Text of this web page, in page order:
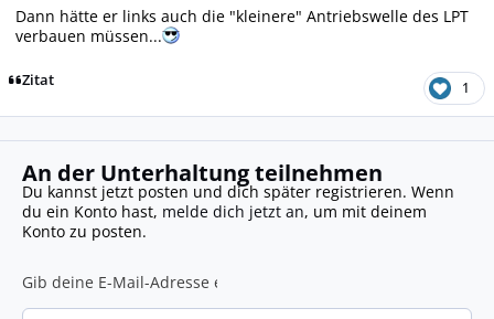
Dann hätte er links auch die "kleinere" Antriebswelle des LPT
verbauen müssen...
Zitat 1
An der Unterhaltung teilnehmen
Du kannst jetzt posten und dich später registrieren. Wenn
du ein Konto hast, melde dich jetzt an, um mit deinem
Konto zu posten.